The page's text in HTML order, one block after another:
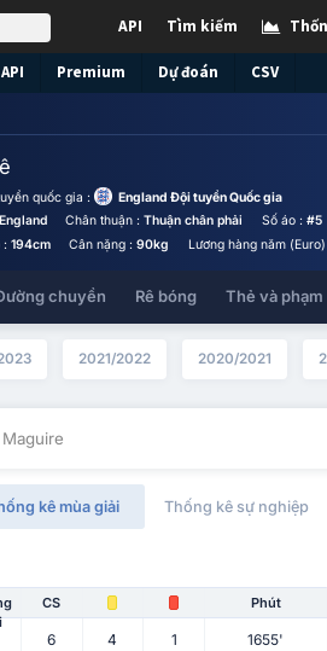
Tìm kiếm
API
API Premium Dự đoán CSV
quốc gia :
England Đội tuyển Quốc gia
England Chân thuận :Thuận chân phải Số áo : #5
: 194cm Cân nặng :90kg Lương hàng năm (Euro)
chuyền Rê bóng Thẻ và phạm
2021/2022 2020/2021
kê mùa giải Thống kê sự nghiệp
CS Phút
6 4 1 1655'